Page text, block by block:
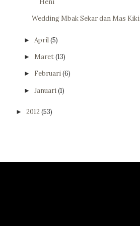
Heni
Wedding Mbak Sekar dan Mas Kiki
► April(5)
► Maret(13)
► Februari(6)
► Januari(1)
► 2012 (53)